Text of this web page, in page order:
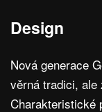
Design
Nová generace
věrná tradici, ale
Charakteristické